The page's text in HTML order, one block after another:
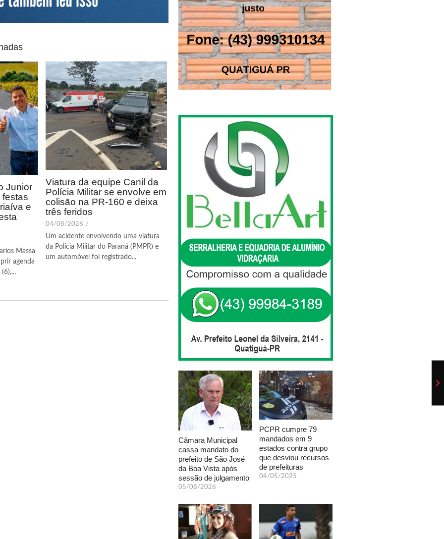
Junior
e
Massa
agenda
Viatura da equipe Canil da
Polícia Militar se envolve em
colisão na PR-160 e deixa
três feridos
04/08/2026 /
Um acidente envolvendo uma viatura
da Polícia Militar do Paraná (PMPR) e
um automóvel foi registrado...
Câmara Municipal
cassa mandato do
prefeito de São José
da Boa Vista após
sessão de julgamento
05/08/2026
PCPR cumpre 79
mandados em 9
estados contra grupo
que desviou recursos
de prefeituras
04/05/2025